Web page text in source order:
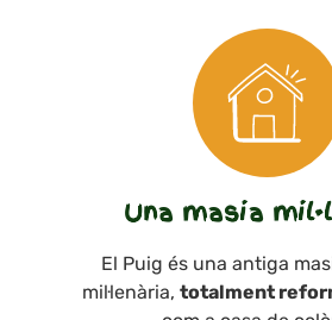
Una masia
El Puig és una antiga
mil·lenària, totalment